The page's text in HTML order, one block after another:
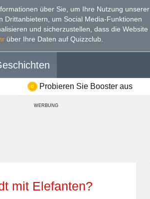
über Sie, um Ihre Nutzung unserer
Drittanbietern, um Social Media-Funktionen
und sicherzustellen, dass die Website
über Ihre Daten auf Quizzclub.
Probieren Sie Booster aus
WERBUNG
mit Elefanten?